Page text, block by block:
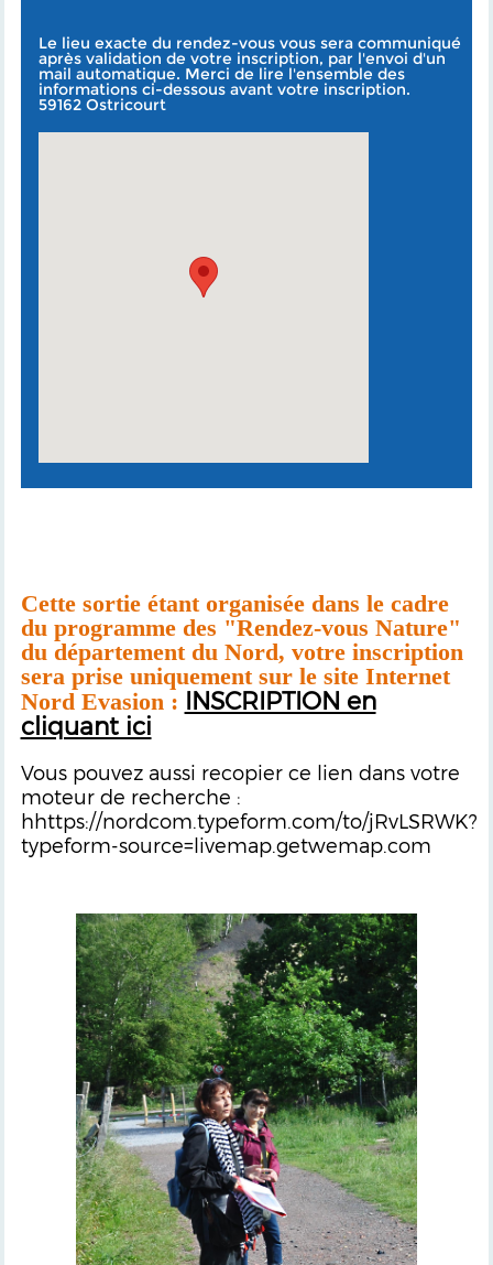
Le lieu exacte du rendez-vous vous sera communiqué
après validation de votre inscription, par l'envoi d'un
mail automatique. Merci de lire l'ensemble des
informations ci-dessous avant votre inscription.
59162 Ostricourt
Cette sortie étant organisée dans le cadre
du programme des "Rendez-vous Nature"
du département du Nord, votre inscription
sera prise uniquement sur le site Internet
Nord Evasion : INSCRIPTION en
cliquant ici
Vous pouvez aussi recopier ce lien dans votre
moteur de recherche :
hhttps://nordcom.typeform.com/to/jRvLSRWK?
typeform-source=livemap.getwemap.com